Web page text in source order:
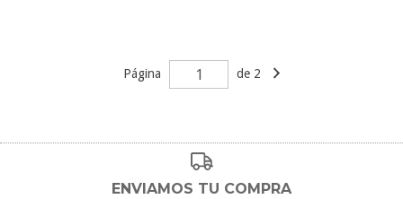
Página de 2
ENVIAMOS TU COMPRA